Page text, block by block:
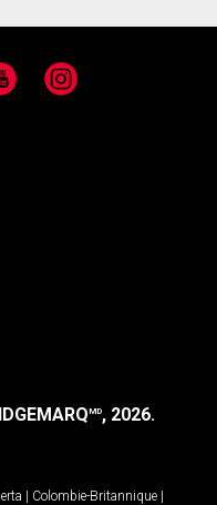
Instagram
MD, 2026.
Colombie-Britannique